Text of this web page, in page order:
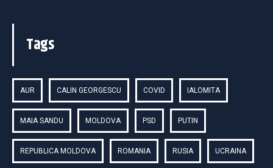
Tags
AUR CALIN GEORGESCU COVID IALOMITA
MAIA SANDU MOLDOVA PSD PUTIN
REPUBLICA MOLDOVA ROMANIA RUSIA UCRAINA